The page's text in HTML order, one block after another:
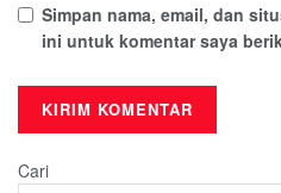
Simpan nama, email, dan
ini untuk komentar saya
Cari